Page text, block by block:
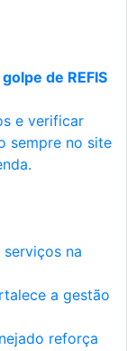
de REFIS
e verificar
sempre no site
na
a gestão
reforça